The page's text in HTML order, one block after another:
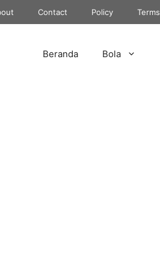
Contact Policy Terms
Beranda Bola